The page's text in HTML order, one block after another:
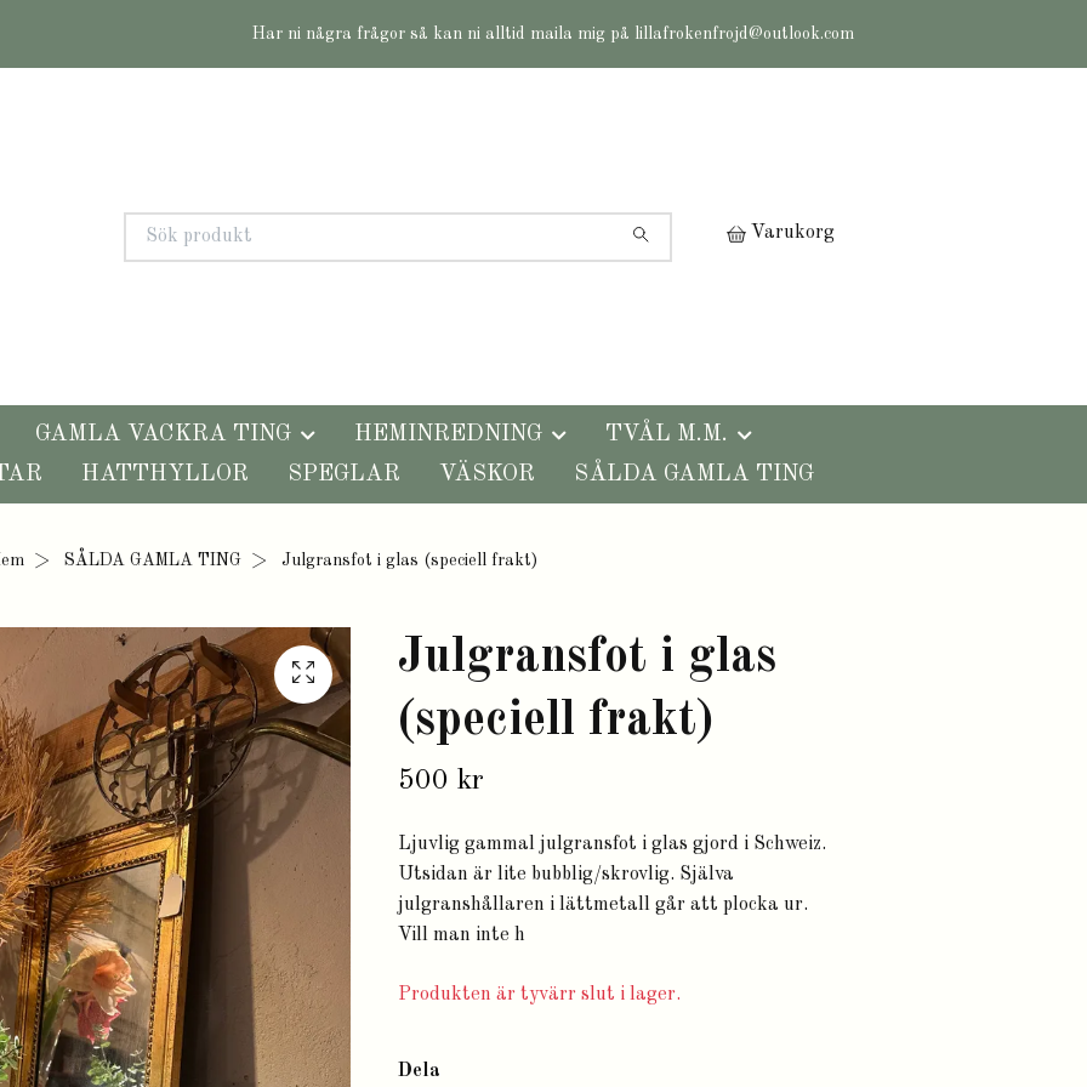
Har ni några frågor så kan ni alltid maila mig på lillafrokenfrojd@outlook.com
Varukorg
GAMLA VACKRA TING HEMINREDNING
TVÅL M.M.
HATTHYLLOR SPEGLAR VÄSKOR SÅLDA GAMLA TING
SÅLDA GAMLA TING Julgransfot i glas (speciell frakt)
Julgransfot i glas
(speciell frakt)
500 kr
Ljuvlig gammal julgransfot i glas gjord i Schweiz.
Utsidan är lite bubblig/skrovlig. Själva
julgranshållaren i lättmetall går att plocka ur.
Vill man inte h
Produkten är tyvärr slut i lager.
Dela